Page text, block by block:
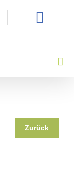
Zurück